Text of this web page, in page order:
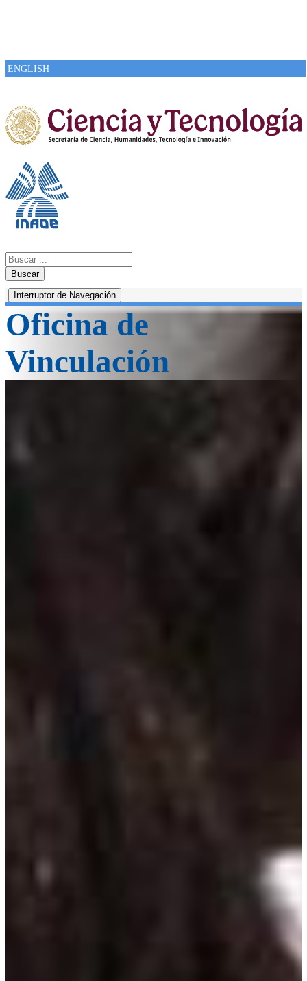
ENGLISH
Buscar
Interruptor de Navegación
Oficina de
Vinculación